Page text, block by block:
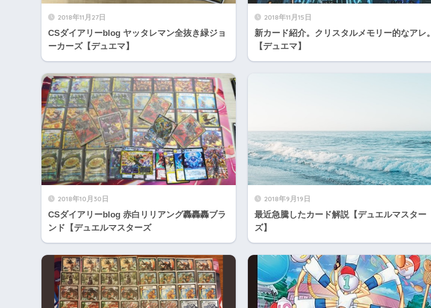
2018年11月27日
CSダイアリーblog ヤッタレマン全抜き緑ジョ
ーカーズ【デュエマ】
2018年11月15日
新カード紹介。クリスタルメモリー的なアレ。
【デュエマ】
2018年10月30日
CSダイアリーblog 赤白リリアング轟轟轟ブラ
ンド【デュエルマスターズ
2018年9月19日
最近急騰したカード解説【デュエルマスター
ズ】